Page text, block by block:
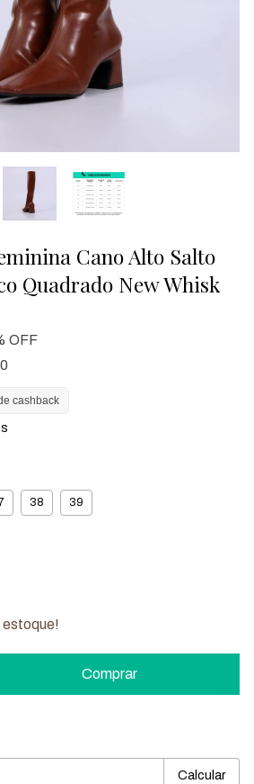
Cano Alto Salto
Quadrado New Whisk
OFF
cashback
38 39
estoque!
Calcular